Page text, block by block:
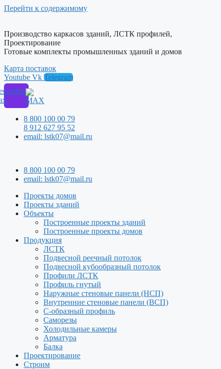
Перейти к содержимому
Производство каркасов зданий, ЛСТК профилей,
Проектирование
Готовые комплекты промышленных зданий и домов
Карта поставок
Youtube Vk Telegram
8 800 100 00 79
8 912 627 95 52
email: lstk07@mail.ru
8 800 100 00 79
email: lstk07@mail.ru
Проекты домов
Проекты зданий
Объекты
Построенные проекты зданий
Построенные проекты домов
Продукция
ЛСТК
Подвесной реечный потолок
Подвесной кубообразный потолок
Профили ЛСТК
Профиль гнутый
Наружные стеновые панели (НСП)
Внутренние стеновые панели (ВСП)
С-образный профиль
Саморезы
Холодильные камеры
Арматура
Балка
Проектирование
Строим